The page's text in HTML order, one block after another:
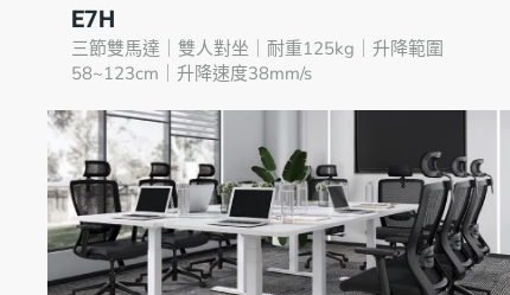
E7H
三節雙馬達｜雙人對坐｜耐重125kg｜升降範圍
58~123cm｜升降速度38mm/s